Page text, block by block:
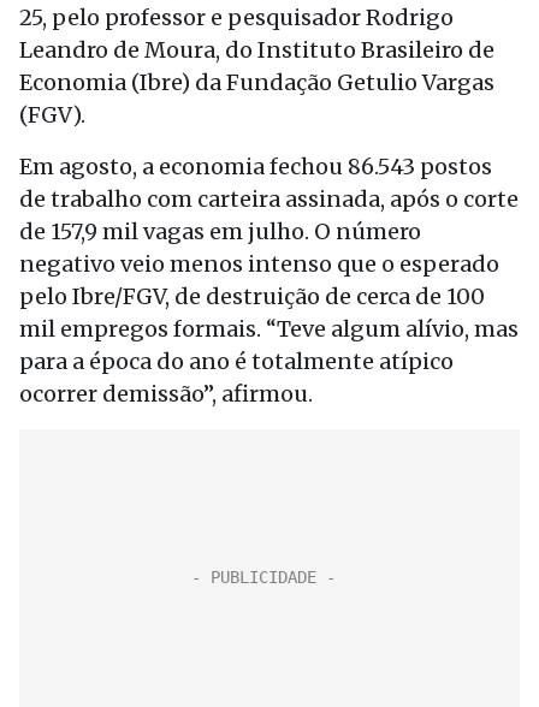
25, pelo professor e pesquisador Rodrigo
Leandro de Moura, do Instituto Brasileiro de
Economia (Ibre) da Fundação Getulio Vargas
(FGV).
Em agosto, a economia fechou 86.543 postos
de trabalho com carteira assinada, após o corte
de 157,9 mil vagas em julho. O número
negativo veio menos intenso que o esperado
pelo Ibre/FGV, de destruição de cerca de 100
mil empregos formais. “Teve algum alívio, mas
para a época do ano é totalmente atípico
ocorrer demissão”, afirmou.